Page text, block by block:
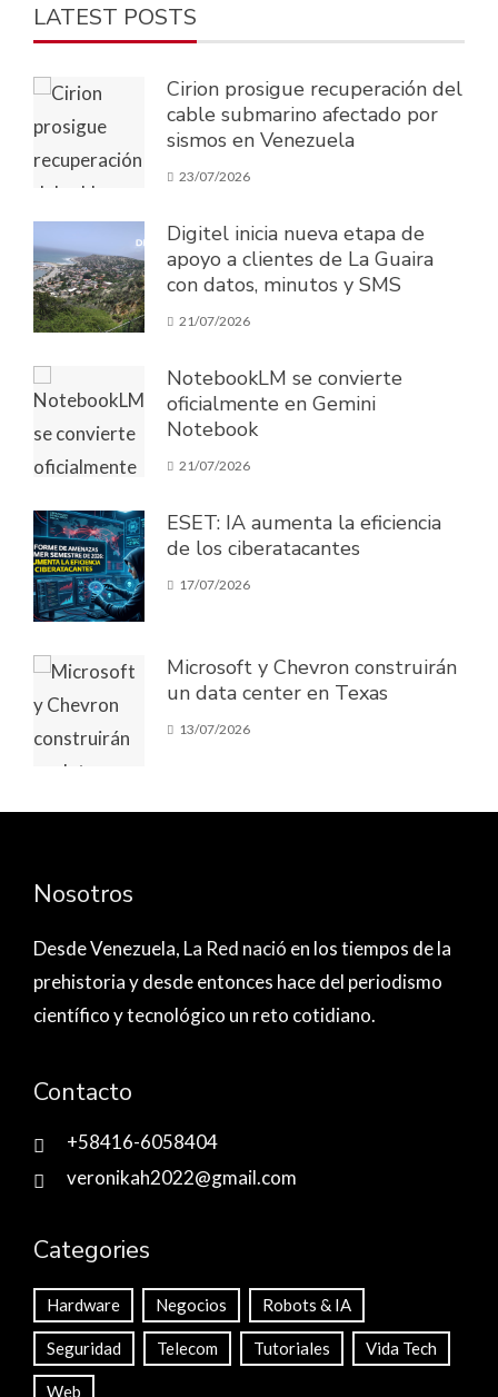
LATEST POSTS
Cirion prosigue recuperación del
cable submarino afectado por
sismos en Venezuela
23/07/2026
Digitel inicia nueva etapa de
apoyo a clientes de La Guaira
con datos, minutos y SMS
21/07/2026
NotebookLM se convierte
oficialmente en Gemini
Notebook
21/07/2026
ESET: IA aumenta la eficiencia
de los ciberatacantes
17/07/2026
Microsoft y Chevron construirán
un data center en Texas
13/07/2026
Nosotros
Desde Venezuela, La Red nació en los tiempos de la
prehistoria y desde entonces hace del periodismo
científico y tecnológico un reto cotidiano.
Contacto
+58416-6058404
veronikah2022@gmail.com
Categories
Hardware Negocios Robots & IA
Seguridad Telecom Tutoriales Vida Tech
Web